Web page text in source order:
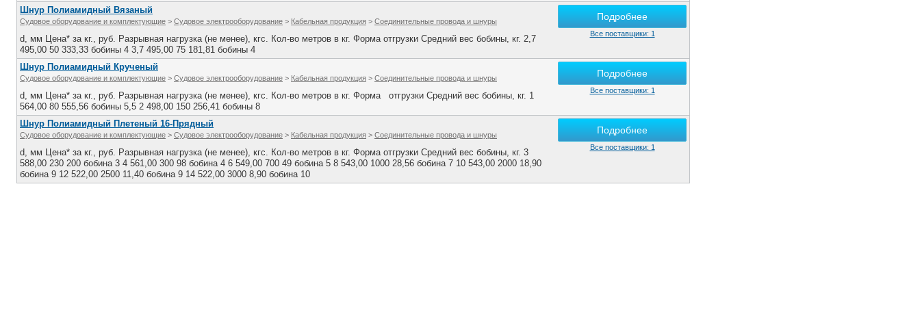
Шнур Полиамидный Вязаный
Судовое оборудование и комплектующие > Судовое электрооборудование > Кабельная продукция > Соединительные провода и шнуры
d, мм Цена* за кг., руб. Разрывная нагрузка (не менее), кгс. Кол-во метров в кг. Форма отгрузки Средний вес бобины, кг. 2,7
495,00 50 333,33 бобины 4 3,7 495,00 75 181,81 бобины 4
Подробнее
Все поставщики: 1
Шнур Полиамидный Крученый
Судовое оборудование и комплектующие > Судовое электрооборудование > Кабельная продукция > Соединительные провода и шнуры
d, мм Цена* за кг., руб. Разрывная нагрузка (не менее), кгс. Кол-во метров в кг. Форма отгрузки Средний вес бобины, кг. 1
564,00 80 555,56 бобины 5,5 2 498,00 150 256,41 бобины 8
Подробнее
Все поставщики: 1
Шнур Полиамидный Плетеный 16-Прядный
Судовое оборудование и комплектующие > Судовое электрооборудование > Кабельная продукция > Соединительные провода и шнуры
d, мм Цена* за кг., руб. Разрывная нагрузка (не менее), кгс. Кол-во метров в кг. Форма отгрузки Средний вес бобины, кг. 3
588,00 230 200 бобина 3 4 561,00 300 98 бобина 4 6 549,00 700 49 бобина 5 8 543,00 1000 28,56 бобина 7 10 543,00 2000 18,90
бобина 9 12 522,00 2500 11,40 бобина 9 14 522,00 3000 8,90 бобина 10
Подробнее
Все поставщики: 1